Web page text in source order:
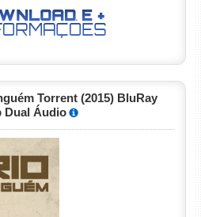
Torrent (2015) BluRay
Dual Áudio